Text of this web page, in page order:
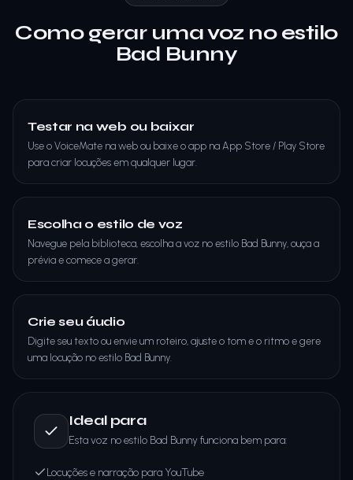
Como gerar uma voz no estilo
Bad Bunny
Testar na web ou baixar
Use o VoiceMate na web ou baixe o app na App Store / Play Store
para criar locuções em qualquer lugar.
Escolha o estilo de voz
Navegue pela biblioteca, escolha a voz no estilo Bad Bunny, ouça a
prévia e comece a gerar.
Crie seu áudio
Digite seu texto ou envie um roteiro, ajuste o tom e o ritmo e gere
uma locução no estilo Bad Bunny.
Ideal para
Esta voz no estilo Bad Bunny funciona bem para:
Locuções e narração para YouTube